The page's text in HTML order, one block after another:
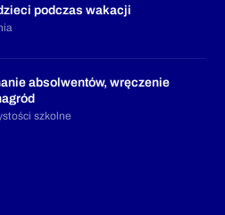
podczas wakacji
absolwentów, wręczenie
szkolne